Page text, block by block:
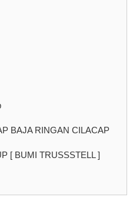
BAJA RINGAN CILACAP
[ BUMI TRUSSSTELL ]